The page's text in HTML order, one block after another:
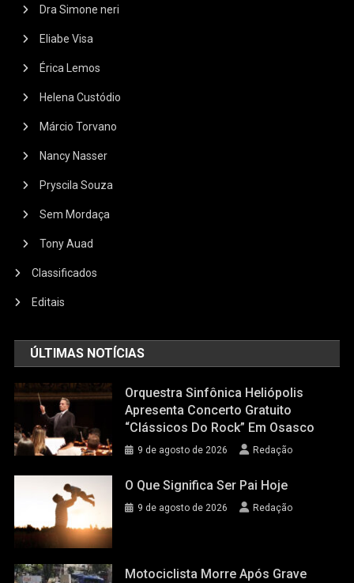
Dra Simone neri
Eliabe Visa
Érica Lemos
Helena Custódio
Márcio Torvano
Nancy Nasser
Pryscila Souza
Sem Mordaça
Tony Auad
Classificados
Editais
ÚLTIMAS NOTÍCIAS
Orquestra Sinfônica Heliópolis
Apresenta Concerto Gratuito
“Clássicos Do Rock” Em Osasco
9 de agosto de 2026 Redação
O Que Significa Ser Pai Hoje
9 de agosto de 2026 Redação
Motociclista Morre Após Grave